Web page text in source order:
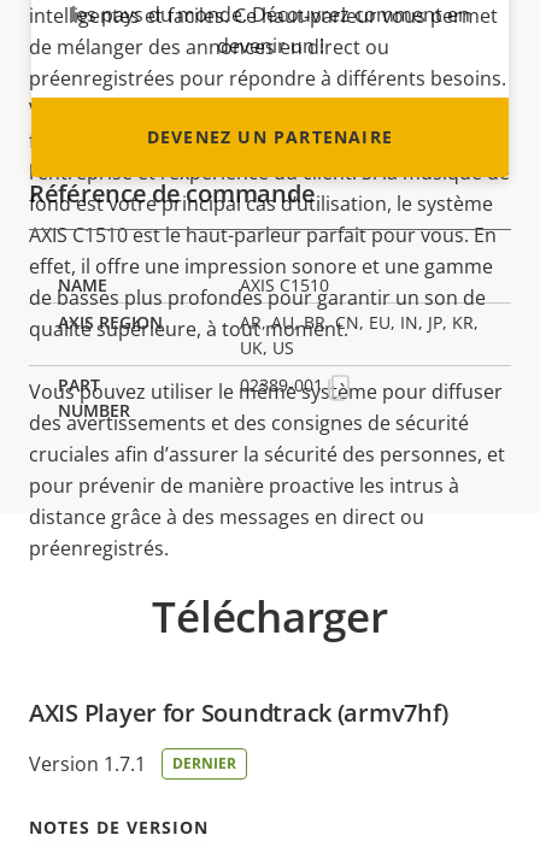
intelligentes et faciles. Ce haut-parleur vous permet
de mélanger des annonces en direct ou
préenregistrées pour répondre à différents besoins.
Vous pouvez également diffuser de la musique de
fond, ce qui contribue à améliorer l’efficacité de
l’entreprise et l’expérience du client. Si la musique de
fond est votre principal cas d’utilisation, le système
AXIS C1510 est le haut-parleur parfait pour vous. En
effet, il offre une impression sonore et une gamme
de basses plus profondes pour garantir un son de
qualité supérieure, à tout moment.
Vous pouvez utiliser le même système pour diffuser
des avertissements et des consignes de sécurité
cruciales afin d’assurer la sécurité des personnes, et
pour prévenir de manière proactive les intrus à
distance grâce à des messages en direct ou
préenregistrés.
les pays du monde. Découvrez comment en
devenir un !
DEVENEZ UN PARTENAIRE
Référence de commande
AXIS C1510
AR, AU, BR, CN, EU, IN, JP, KR,
UK, US
02389-001
Télécharger
AXIS Player for Soundtrack (armv7hf)
Version 1.7.1 DERNIER
NOTES DE VERSION